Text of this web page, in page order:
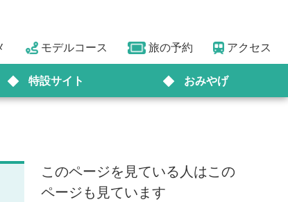
モデルコース 旅の予約 アクセス
特設サイト おみやげ
このページを見ている人はこの
ページも見ています